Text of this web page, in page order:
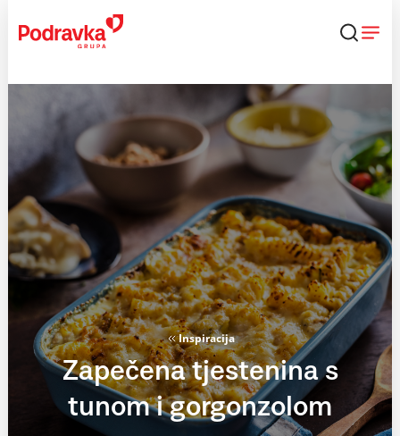
content
Inspiracija
Zapečena tjestenina s
tunom i gorgonzolom